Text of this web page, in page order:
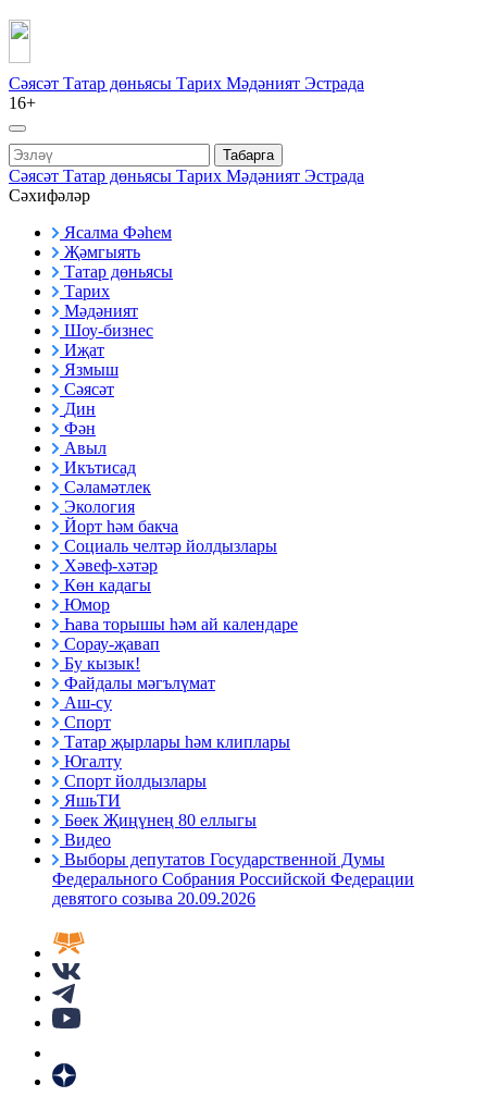
Сәясәт Татар дөньясы Тарих Мәдәният Эстрада
16+
Табарга
Сәясәт Татар дөньясы Тарих Мәдәният Эстрада
Сәхифәләр
Ясалма Фәһем
Җәмгыять
Татар дөньясы
Тарих
Мәдәният
Шоу-бизнес
Иҗат
Язмыш
Сәясәт
Дин
Фән
Авыл
Икътисад
Сәламәтлек
Экология
Йорт һәм бакча
Социаль челтәр йолдызлары
Хәвеф-хәтәр
Көн кадагы
Юмор
Һава торышы һәм ай календаре
Сорау-җавап
Бу кызык!
Файдалы мәгълүмат
Аш-су
Спорт
Татар җырлары һәм клиплары
Югалту
Спорт йолдызлары
ЯшьТИ
Бөек Җиңүнең 80 еллыгы
Видео
Выборы депутатов Государственной Думы
Федерального Собрания Российской Федерации
девятого созыва 20.09.2026